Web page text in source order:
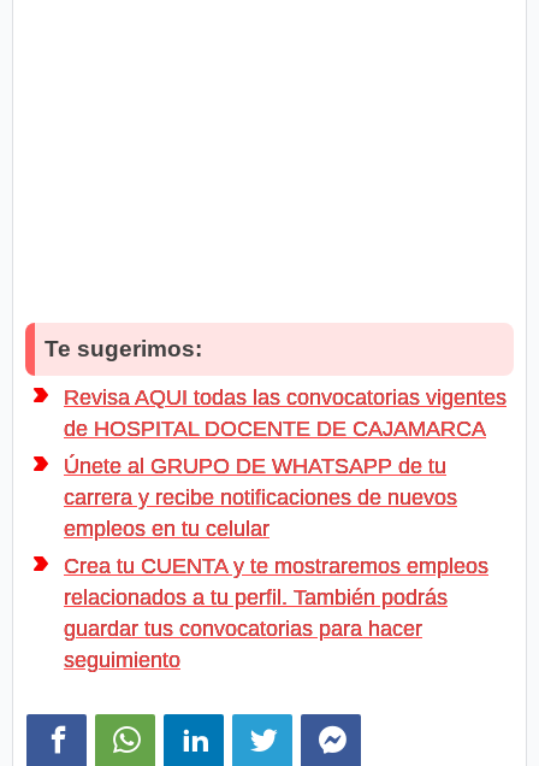
Te sugerimos:
Revisa AQUI todas las convocatorias vigentes
de HOSPITAL DOCENTE DE CAJAMARCA
Únete al GRUPO DE WHATSAPP de tu
carrera y recibe notificaciones de nuevos
empleos en tu celular
Crea tu CUENTA y te mostraremos empleos
relacionados a tu perfil. También podrás
guardar tus convocatorias para hacer
seguimiento